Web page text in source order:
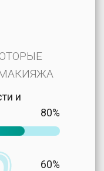
и
80%
60%